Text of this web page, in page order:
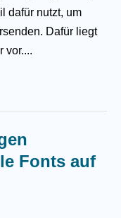
dafür nutzt, um
Dafür liegt
vor....
Fonts auf